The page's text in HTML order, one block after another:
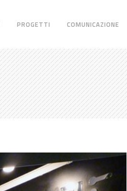
PROGETTI COMUNICAZIONE